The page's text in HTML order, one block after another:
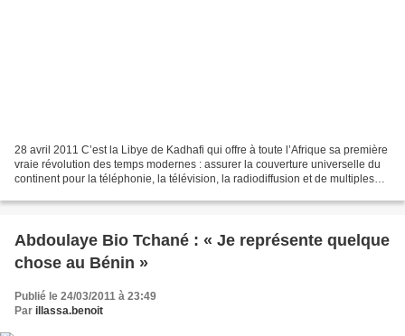
28 avril 2011 C’est la Libye de Kadhafi qui offre à toute l’Afrique sa première
vraie révolution des temps modernes : assurer la couverture universelle du
continent pour la téléphonie, la télévision, la radiodiffusion et de multiples
Abdoulaye Bio Tchané : « Je représente quelque
chose au Bénin »
Publié le 24/03/2011 à 23:49
Par illassa.benoit